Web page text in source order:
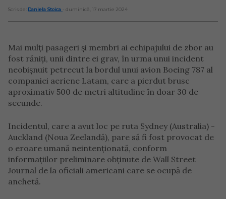
Scris de: Daniela Stoica - duminică, 17 martie 2024
Mai mulți pasageri și membri ai echipajului de zbor au
fost răniți, unii dintre ei grav, în urma unui incident
neobișnuit petrecut la bordul unui avion Boeing 787 al
companiei aeriene Latam, care a pierdut brusc
aproximativ 500 de metri altitudine în doar 30 de
secunde.
Incidentul, care a avut loc pe ruta Sydney (Australia) -
Auckland (Noua Zeelandă), pare să fi fost provocat de
o eroare umană neintenționată, conform
informațiilor preliminare obținute de Wall Street
Journal de la oficiali americani care se ocupă de
anchetă.